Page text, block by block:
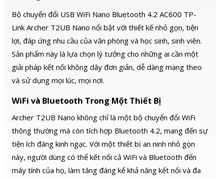
Bộ chuyển đổi USB WiFi Nano Bluetooth 4.2 AC600 TP-
Link Archer T2UB Nano nổi bật với thiết kế nhỏ gọn, tiện
lợi, đáp ứng nhu cầu của văn phòng và học sinh, sinh viên.
Sản phẩm này là lựa chọn lý tưởng cho những ai cần một
giải pháp kết nối không dây đơn giản, dễ dàng mang theo
và sử dụng mọi lúc, mọi nơi.
WiFi và Bluetooth Trong Một Thiết Bị
Archer T2UB Nano không chỉ là một bộ chuyển đổi WiFi
thông thường mà còn tích hợp Bluetooth 4.2, mang đến sự
tiện ích đáng kinh ngạc. Với một thiết bị an ninh nhỏ gọn
này, người dùng có thể kết nối cả WiFi và Bluetooth đến
máy tính của họ, làm tăng đáng kể khả năng kết nối và đa